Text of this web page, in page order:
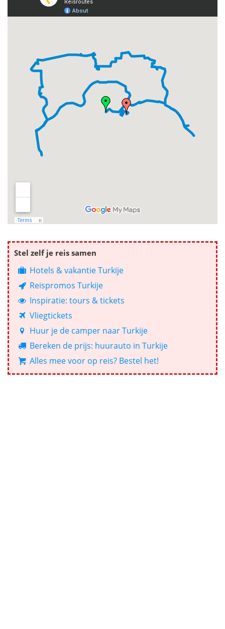
Stel zelf je reis samen
Hotels & vakantie Turkije
Reispromos Turkije
Inspiratie: tours & tickets
Vliegtickets
Huur je de camper naar Turkije
Bereken de prijs: huurauto in Turkije
Alles mee voor op reis? Bestel het!